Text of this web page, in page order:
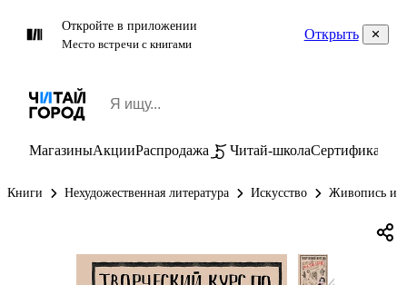
Откройте в приложении
Место встречи с книгами
Открыть
МагазиныАкцииРаспродажа Читай-школаСертификаты
Книги Нехудожественная литература Искусство Живопись и